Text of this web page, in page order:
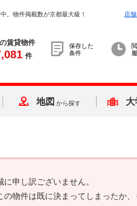
。物件掲載数が京都最大級！ 店
賃貸物件
件
保存した
条件
地図 から探す 大
に申し訳ございません。
の物件は既に決まってしまったか、